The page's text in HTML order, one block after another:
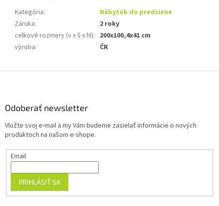
Kategória:
Nábytok do predsiene
Záruka:
2 roky
celkové rozmery (v x š x hl): 200x100,4x41 cm
výroba: ČR
Odoberať newsletter
Vložte svoj e-mail a my Vám budeme zasielať informácie o nových
produktoch na našom e-shope.
Email
PRIHLÁSIŤ SA